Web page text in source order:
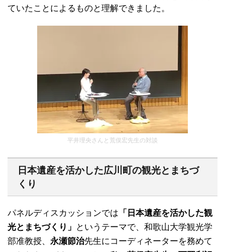
ていたことによるものと理解できました。
平井理央さんと荒俣宏先生の対談
日本遺産を活かした広川町の観光とまちづ
くり
パネルディスカッションでは 「日本遺産を活かした観
光とまちづくり」
というテーマで、和歌山大学観光学
部准教授、 永瀬節治先生にコーディネーターを務めて